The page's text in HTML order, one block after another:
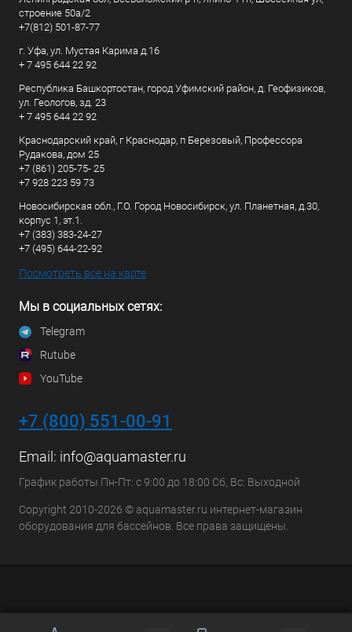
строение 50а/2
+7(812) 501-87-77
г. Уфа, ул. Мустая Карима д.16
+ 7 495 644 22 92
Республика Башкортостан, город Уфимский район, д. Геофизиков,
ул. Геологов, зд. 23
+ 7 495 644 22 92
Краснодарский край, г Краснодар, п Березовый, Профессора
Рудакова, дом 25
+7 (861) 205-75- 25
+7 928 223 59 73
Новосибирская обл., Г.О. Город Новосибирск, ул. Планетная, д.30,
корпус 1, эт.1.
+7 (383) 383-24-27
+7 (495) 644-22-92
Посмотреть все на карте
Мы в социальных сетях:
Telegram
Rutube
YouTube
+7 (800) 551-00-91
Email: info@aquamaster.ru
График работы Пн-Пт: с 9:00 до 18:00 Сб, Вс: Выходной
Copyright 2010-2026 © aquamaster.ru интернет-магазин
оборудования для бассейнов. Все права защищены.